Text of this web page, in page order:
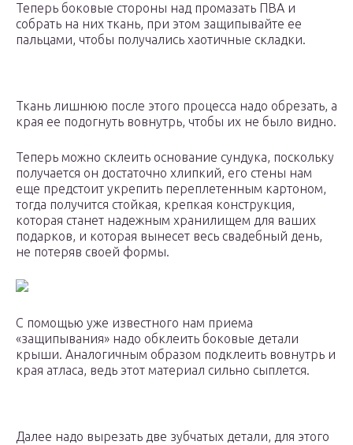
Теперь боковые стороны над промазать ПВА и
собрать на них ткань, при этом защипывайте ее
пальцами, чтобы получались хаотичные складки.
Ткань лишнюю после этого процесса надо обрезать, а
края ее подогнуть вовнутрь, чтобы их не было видно.
Теперь можно склеить основание сундука, поскольку
получается он достаточно хлипкий, его стены нам
еще предстоит укрепить переплетенным картоном,
тогда получится стойкая, крепкая конструкция,
которая станет надежным хранилищем для ваших
подарков, и которая вынесет весь свадебный день,
не потеряв своей формы.
С помощью уже известного нам приема
«защипывания» надо обклеить боковые детали
крыши. Аналогичным образом подклеить вовнутрь и
края атласа, ведь этот материал сильно сыплется.
Далее надо вырезать две зубчатых детали, для этого